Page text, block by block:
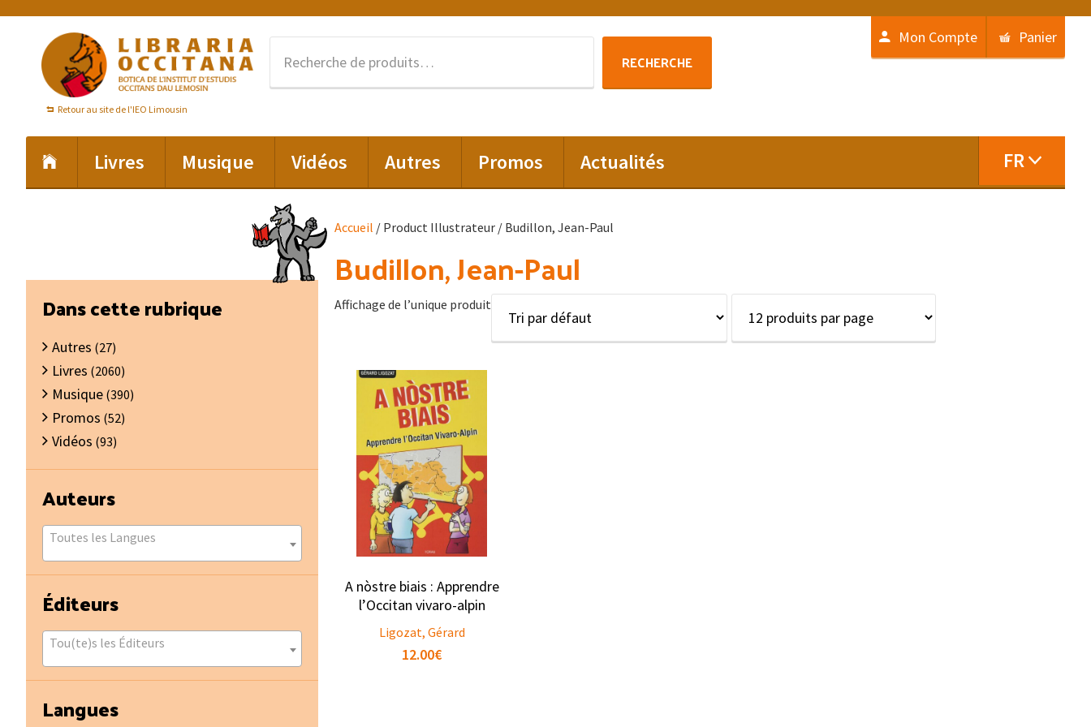
navigation
principale
contenu
principal
Retour au site de l'IEO Limousin
RECHERCHE
Mon Compte Panier
Livres Musique Vidéos Autres Promos Actualités FR
Accueil / Product Illustrateur / Budillon, Jean-Paul
Budillon, Jean-Paul
Affichage de l’unique produit
A nòstre biais : Apprendre
l’Occitan vivaro-alpin
Ligozat, Gérard
12.00€
Barre
latérale
principale
Dans cette rubrique
Autres (27)
Livres (2060)
Musique (390)
Promos (52)
Vidéos (93)
Auteurs
Toutes les Langues
Éditeurs
Tou(te)s les Éditeurs
Langues